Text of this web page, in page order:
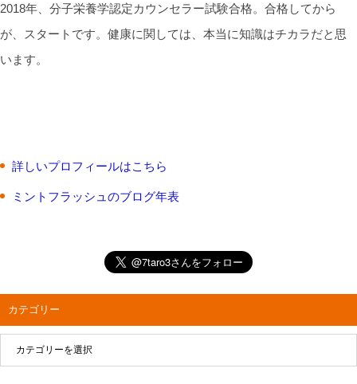
2018年、分子栄養学認定カウンセラー試験合格。合格してから
が、スタートです。健康に関しては、本当に知識はチカラだと思
います。
詳しいプロフィールはこちら
ミントフラッシュのブログ年表
カテゴリー